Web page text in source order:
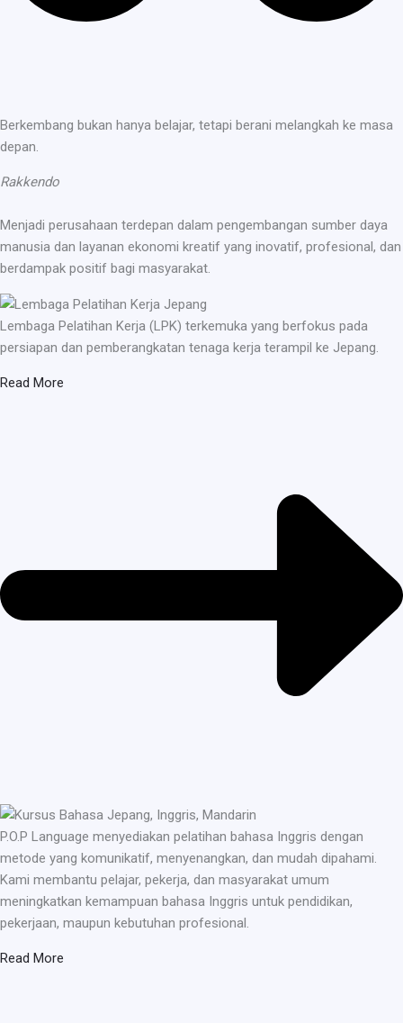
Berkembang bukan hanya belajar, tetapi berani melangkah ke masa
depan.
Rakkendo
Menjadi perusahaan terdepan dalam pengembangan sumber daya
manusia dan layanan ekonomi kreatif yang inovatif, profesional, dan
berdampak positif bagi masyarakat.
Lembaga Pelatihan Kerja (LPK) terkemuka yang berfokus pada
persiapan dan pemberangkatan tenaga kerja terampil ke Jepang.
Read More
P.O.P Language menyediakan pelatihan bahasa Inggris dengan
metode yang komunikatif, menyenangkan, dan mudah dipahami.
Kami membantu pelajar, pekerja, dan masyarakat umum
meningkatkan kemampuan bahasa Inggris untuk pendidikan,
pekerjaan, maupun kebutuhan profesional.
Read More